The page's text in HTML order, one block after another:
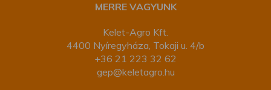
MERRE VAGYUNK
Kelet-Agro Kft.
4400 Nyíregyháza, Tokaji u. 4/b
+36 21 223 32 62
gep@keletagro.hu